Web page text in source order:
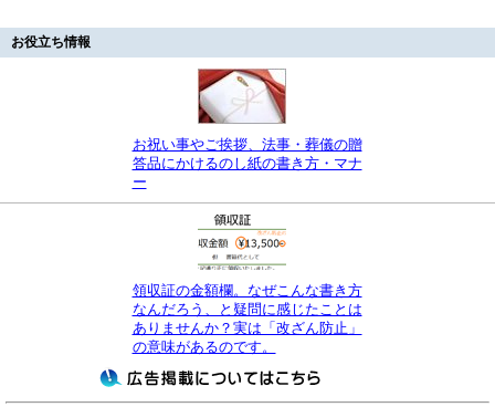
お役立ち情報
お祝い事やご挨拶、法事・葬儀の贈
答品にかけるのし紙の書き方・マナ
ー
領収証の金額欄。なぜこんな書き方
なんだろう、と疑問に感じたことは
ありませんか？実は「改ざん防止」
の意味があるのです。